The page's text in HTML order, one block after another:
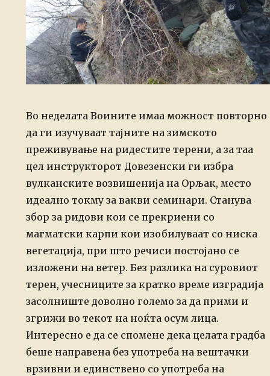
Во неделата Воините имаа можност повторно
да ги изучуваат тајните на зимското
преживување на ридестите терени, а за таа
цел инструкторот Довезенски ги избра
вулканските возвишенија на Орљак, место
идеално токму за вакви семинари. Станува
збор за ридови кои се прекриени со
магматски карпи кои изобилуваат со ниска
вегетација, при што речиси постојано се
изложени на ветер. Без разлика на суровиот
терен, учесниците за кратко време изградија
засолниште доволно големо за да прими и
згрижи во текот на ноќта осум лица.
Интересно е да се спомене дека целата градба
беше направена без употреба на вештачки
врзивни и единствено со употреба на